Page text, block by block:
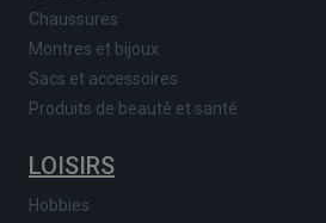
Chaussures
Montres et bijoux
Sacs et accessoires
Produits de beauté et santé
LOISIRS
Hobbies